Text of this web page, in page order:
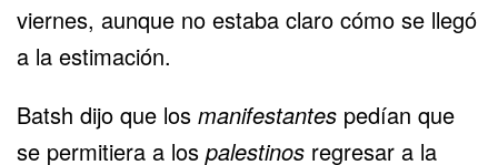
viernes, aunque no estaba claro cómo se llegó
a la estimación.
Batsh dijo que los manifestantes pedían que
se permitiera a los palestinos regresar a la